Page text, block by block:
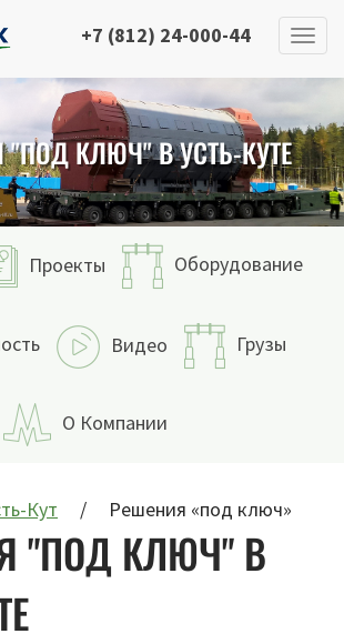
+7 (812) 24-000-44
КЛЮЧ" В УСТЬ-КУТЕ
Проекты Оборудование
Видео Грузы
О Компании
Кут Решения «под ключ»
"ПОД КЛЮЧ" В